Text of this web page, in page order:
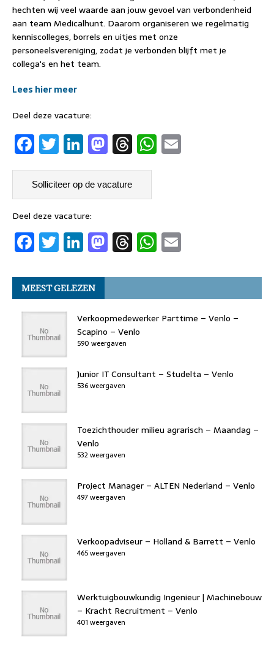
hechten wij veel waarde aan jouw gevoel van verbondenheid
aan team Medicalhunt. Daarom organiseren we regelmatig
kenniscolleges, borrels en uitjes met onze
personeelsvereniging, zodat je verbonden blijft met je
collega's en het team.
Lees hier meer
Deel deze vacature:
F
a
c
e
b
o
o
k
T
w
it
t
er
Li
n
k
e
dI
n
M
a
st
o
o
n
T
h
a
s
W
h
p
p
Deel deze vacature:
F
a
c
e
b
o
o
k
T
w
it
t
er
Li
n
k
e
dI
n
M
a
st
o
d
o
T
h
re
a
d
s
W
h
at
s
A
ai
l
MEEST GELEZEN
Verkoopmedewerker Parttime – Venlo –
Scapino – Venlo
590 weergaven
Junior IT Consultant – Studelta – Venlo
536 weergaven
Toezichthouder milieu agrarisch – Maandag –
Venlo
532 weergaven
Project Manager – ALTEN Nederland – Venlo
497 weergaven
Verkoopadviseur – Holland & Barrett – Venlo
465 weergaven
Werktuigbouwkundig Ingenieur | Machinebouw
– Kracht Recruitment – Venlo
401 weergaven